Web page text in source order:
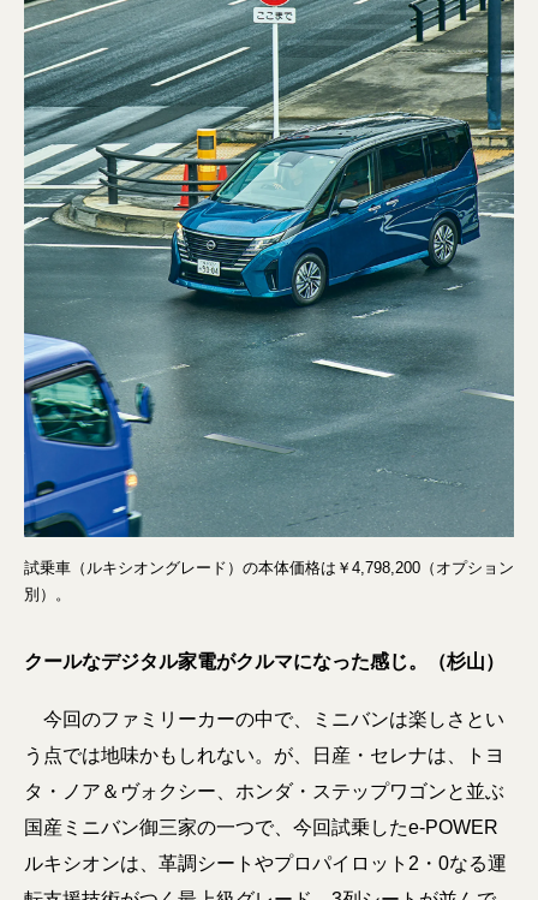
試乗車（ルキシオングレード）の本体価格は￥4,798,200（オプション
別）。
クールなデジタル家電がクルマになった感じ。（杉山）
今回のファミリーカーの中で、ミニバンは楽しさとい
う点では地味かもしれない。が、日産・セレナは、トヨ
タ・ノア＆ヴォクシー、ホンダ・ステップワゴンと並ぶ
国産ミニバン御三家の一つで、今回試乗したe-POWER
ルキシオンは、革調シートやプロパイロット2・0なる運